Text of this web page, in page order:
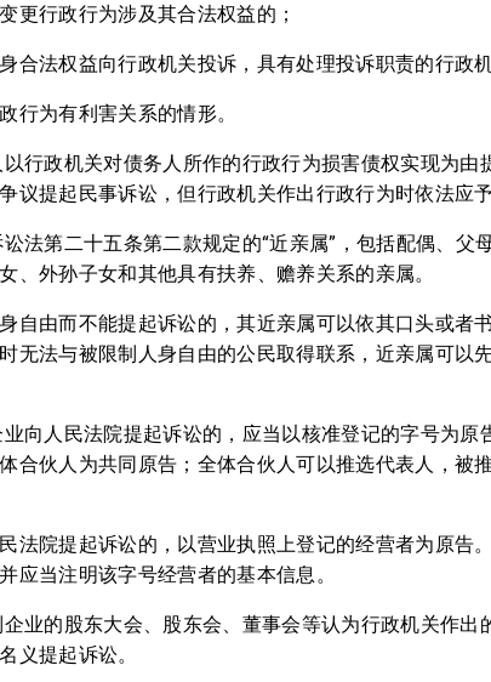
更行政行为涉及其合法权益的；
身合法权益向行政机关投诉，具有处理投诉职责的行政
行为有利害关系的情形。
行政机关对债务人所作的行政行为损害债权实现为由
议提起民事诉讼，但行政机关作出行政行为时依法应
法第二十五条第二款规定的“近亲属”，包括配偶、父
、外孙子女和其他具有扶养、赡养关系的亲属。
自由而不能提起诉讼的，其近亲属可以依其口头或者
无法与被限制人身自由的公民取得联系，近亲属可以
向人民法院提起诉讼的，应当以核准登记的字号为原
合伙人为共同原告；全体合伙人可以推选代表人，被
法院提起诉讼的，以营业执照上登记的经营者为原告
应当注明该字号经营者的基本信息。
业的股东大会、股东会、董事会等认为行政机关作出
义提起诉讼。